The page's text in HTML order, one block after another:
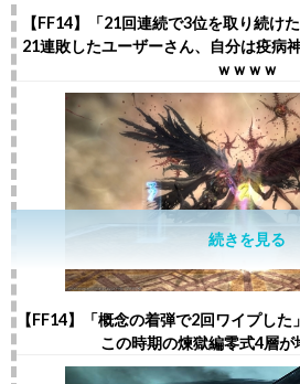
【FF14】「21回連続で3位を取り続け
21連敗したユーザーさん、自分は疫病
ｗｗｗｗ
【FF14】「概念の着弾で2回ワイプした
この時期の煉獄編零式4層が
続きを見る